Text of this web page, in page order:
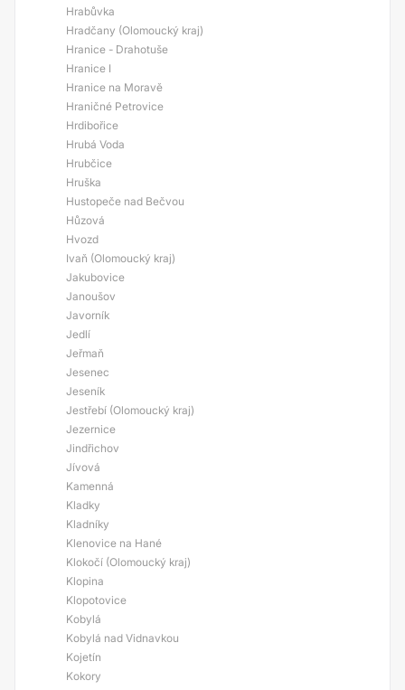
Hrabůvka
Hradčany (Olomoucký kraj)
Hranice - Drahotuše
Hranice I
Hranice na Moravě
Hraničné Petrovice
Hrdibořice
Hrubá Voda
Hrubčice
Hruška
Hustopeče nad Bečvou
Hůzová
Hvozd
Ivaň (Olomoucký kraj)
Jakubovice
Janoušov
Javorník
Jedlí
Jeřmaň
Jesenec
Jeseník
Jestřebí (Olomoucký kraj)
Jezernice
Jindřichov
Jívová
Kamenná
Kladky
Kladníky
Klenovice na Hané
Klokočí (Olomoucký kraj)
Klopina
Klopotovice
Kobylá
Kobylá nad Vidnavkou
Kojetín
Kokory